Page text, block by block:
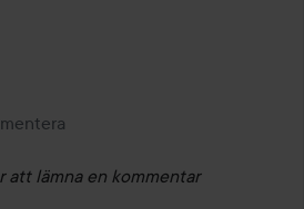
att lämna en kommentar